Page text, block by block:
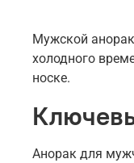
Мужской
холодного
носке.
Анорак для